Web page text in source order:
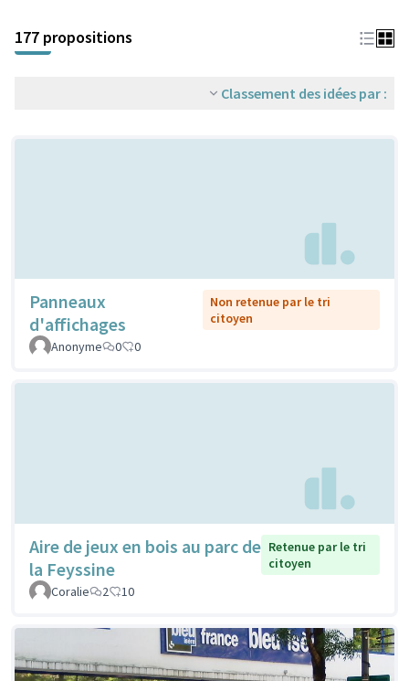
177 propositions
Classement des idées par :
Panneaux
d'affichages
Non retenue par le tri
citoyen
Anonyme
0 0
Aire de jeux en bois au parc de
la Feyssine
Retenue par le tri
citoyen
Coralie
2 10